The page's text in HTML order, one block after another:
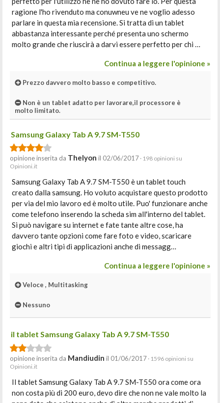
ragione l'ho rivenduto ma conuwneu ve ne voglio adesso
parlare in questa mia recensione. Si tratta di un tablet
abbastanza interessante perché presenta uno schermo
molto grande che riuscirà a darvi essere perfetto per chi …
Continua a leggere l'opinione »
Prezzo davvero molto basso e competitivo.
Non è un tablet adatto per lavorare,il processore è
molto limitato.
Samsung Galaxy Tab A 9.7 SM-T550
opinione inserita da Thelyon il 02/06/2017 · 198 opinioni su
Opinioni.it
Samsung Galaxy Tab A 9.7 SM-T550 è un tablet touch
creato dalla samsung. Ho voluto acquistare questo prodotto
per via del mio lavoro ed è molto utile. Puo' funzionare anche
come telefono inserendo la scheda sim all'interno del tablet.
Si può navigare su internet e fate tante altre cose, ha
davvero tante opzioni come fare foto e video, scaricare
giochi e altri tipi di applicazioni anche di messagg…
Continua a leggere l'opinione »
Veloce , Multitasking
Nessuno
il tablet Samsung Galaxy Tab A 9.7 SM-T550
opinione inserita da Mandiudin il 01/06/2017 · 1596 opinioni su
Opinioni.it
Il tablet Samsung Galaxy Tab A 9.7 SM-T550 ora come ora
non costa più di 200 euro, devo dire che non ne vale molto la